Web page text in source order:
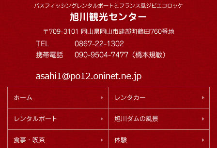
バスフィッシングレンタルボートとフランス風ジビエコロッケ
旭川観光センター
〒709-3101 岡山県岡山市建部町鶴田760番地
TEL
0867-22-1302
携帯電話
090-9504-7477（橋本規敏）
ホーム レンタカー
レンタルボート 旭川ダムの風景
食事・喫茶 体験